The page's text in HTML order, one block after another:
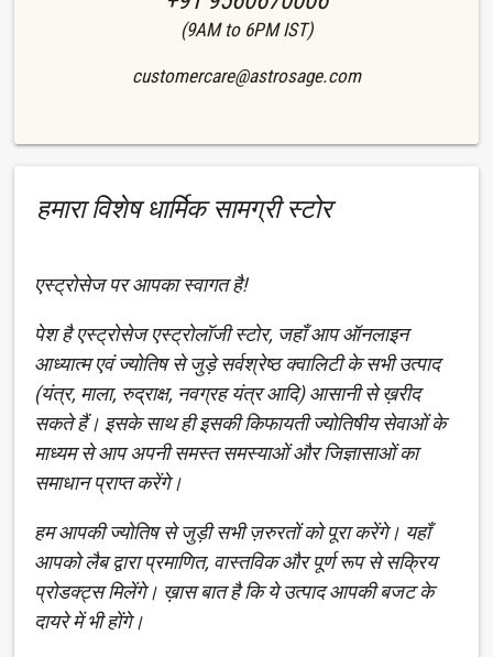
(9AM to 6PM IST)
customercare@astrosage.com
हमारा विशेष धार्मिक सामग्री स्टोर
एस्ट्रोसेज पर आपका स्वागत है!
पेश है एस्ट्रोसेज एस्ट्रोलॉजी स्टोर, जहाँ आप ऑनलाइन
आध्यात्म एवं ज्योतिष से जुड़े सर्वश्रेष्ठ क्वालिटी के सभी उत्पाद
(यंत्र, माला, रुद्राक्ष, नवग्रह यंत्र आदि) आसानी से ख़रीद
सकते हैं। इसके साथ ही इसकी किफायती ज्योतिषीय सेवाओं के
माध्यम से आप अपनी समस्त समस्याओं और जिज्ञासाओं का
समाधान प्राप्त करेंगे।
हम आपकी ज्योतिष से जुड़ी सभी ज़रुरतों को पूरा करेंगे। यहाँ
आपको लैब द्वारा प्रमाणित, वास्तविक और पूर्ण रूप से सक्रिय
प्रोडक्ट्स मिलेंगे। ख़ास बात है कि ये उत्पाद आपकी बजट के
दायरे में भी होंगे।